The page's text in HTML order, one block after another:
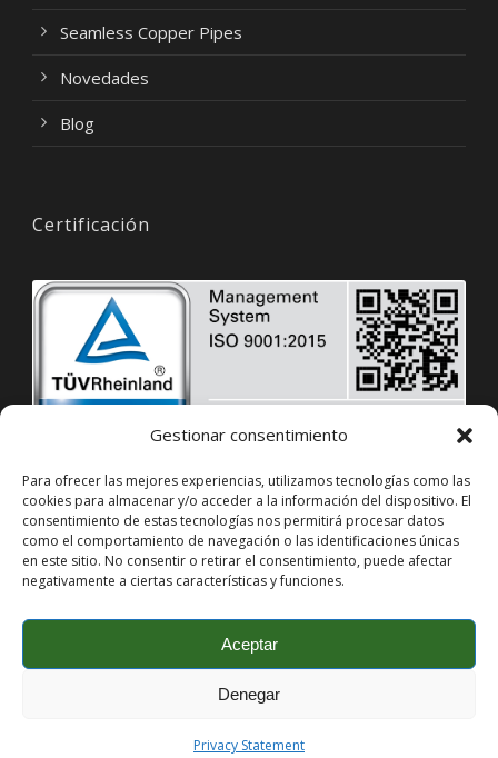
Gestionar consentimiento
Para ofrecer las mejores experiencias, utilizamos tecnologías como las
cookies para almacenar y/o acceder a la información del dispositivo. El
consentimiento de estas tecnologías nos permitirá procesar datos
como el comportamiento de navegación o las identificaciones únicas
en este sitio. No consentir o retirar el consentimiento, puede afectar
negativamente a ciertas características y funciones.
Aceptar
Denegar
Privacy Statement
Seamless Copper Pipes
Novedades
Blog
Certificación